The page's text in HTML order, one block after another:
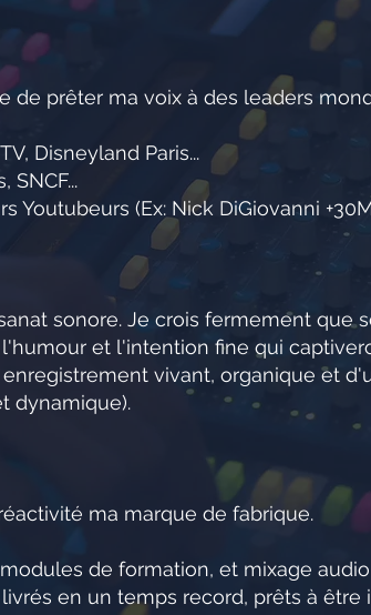
de prêter ma voix à des leaders
Disneyland Paris...
SNCF...
Youtubeurs (Ex: Nick DiGiovanni
sonore. Je crois fermement que
et l'intention fine qui
vivant, organique et
dynamique).
ma marque de fabrique.
de formation, et mixage
en un temps record, prêts à être